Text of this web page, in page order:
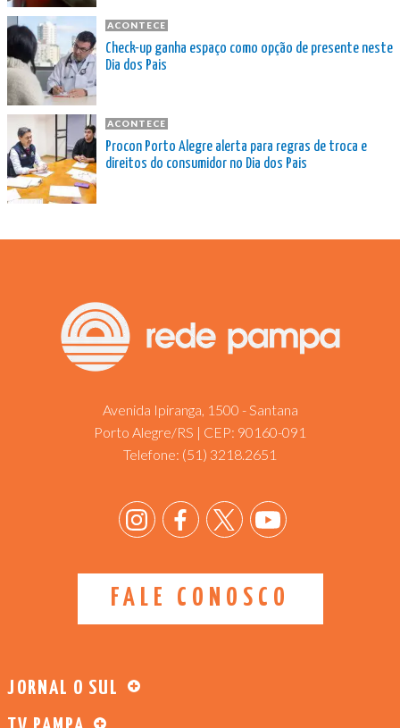
ACONTECE
Check-up ganha espaço como opção de presente neste
Dia dos Pais
ACONTECE
Procon Porto Alegre alerta para regras de troca e
direitos do consumidor no Dia dos Pais
Avenida Ipiranga, 1500 - Santana
Porto Alegre/RS | CEP: 90160-091
Telefone: (51) 3218.2651
FALE CONOSCO
JORNAL O SUL